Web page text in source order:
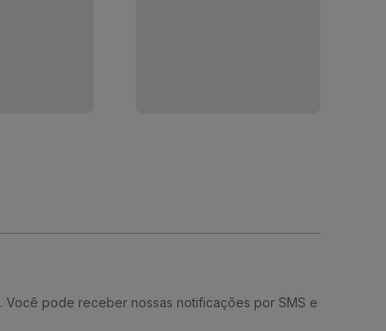
. Você pode receber nossas notificações por SMS e